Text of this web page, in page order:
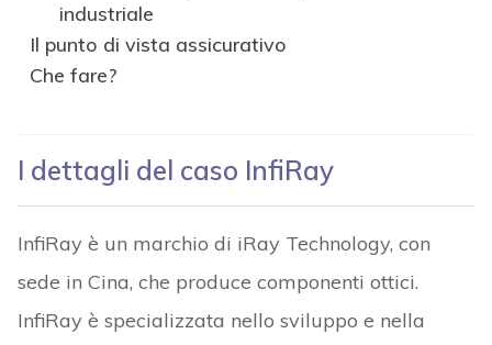
industriale
Il punto di vista assicurativo
Che fare?
I dettagli del caso InfiRay
InfiRay è un marchio di iRay Technology, con
sede in Cina, che produce componenti ottici.
InfiRay è specializzata nello sviluppo e nella